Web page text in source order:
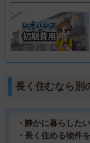
長く住むなら別
・静かに暮らしたい
・長く住める物件